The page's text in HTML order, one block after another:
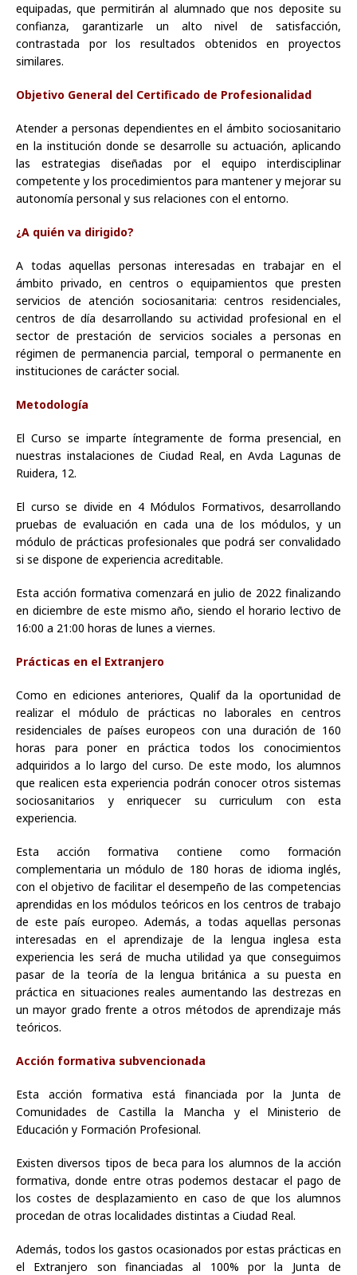
equipadas, que permitirán al alumnado que nos deposite su
confianza, garantizarle un alto nivel de satisfacción,
contrastada por los resultados obtenidos en proyectos
similares.
Objetivo General del Certificado de Profesionalidad
Atender a personas dependientes en el ámbito sociosanitario
en la institución donde se desarrolle su actuación, aplicando
las estrategias diseñadas por el equipo interdisciplinar
competente y los procedimientos para mantener y mejorar su
autonomía personal y sus relaciones con el entorno.
¿A quién va dirigido?
A todas aquellas personas interesadas en trabajar en el
ámbito privado, en centros o equipamientos que presten
servicios de atención sociosanitaria: centros residenciales,
centros de día desarrollando su actividad profesional en el
sector de prestación de servicios sociales a personas en
régimen de permanencia parcial, temporal o permanente en
instituciones de carácter social.
Metodología
El Curso se imparte íntegramente de forma presencial, en
nuestras instalaciones de Ciudad Real, en Avda Lagunas de
Ruidera, 12.
El curso se divide en 4 Módulos Formativos, desarrollando
pruebas de evaluación en cada una de los módulos, y un
módulo de prácticas profesionales que podrá ser convalidado
si se dispone de experiencia acreditable.
Esta acción formativa comenzará en julio de 2022 finalizando
en diciembre de este mismo año, siendo el horario lectivo de
16:00 a 21:00 horas de lunes a viernes.
Prácticas en el Extranjero
Como en ediciones anteriores, Qualif da la oportunidad de
realizar el módulo de prácticas no laborales en centros
residenciales de países europeos con una duración de 160
horas para poner en práctica todos los conocimientos
adquiridos a lo largo del curso. De este modo, los alumnos
que realicen esta experiencia podrán conocer otros sistemas
sociosanitarios y enriquecer su curriculum con esta
experiencia.
Esta acción formativa contiene como formación
complementaria un módulo de 180 horas de idioma inglés,
con el objetivo de facilitar el desempeño de las competencias
aprendidas en los módulos teóricos en los centros de trabajo
de este país europeo. Además, a todas aquellas personas
interesadas en el aprendizaje de la lengua inglesa esta
experiencia les será de mucha utilidad ya que conseguimos
pasar de la teoría de la lengua británica a su puesta en
práctica en situaciones reales aumentando las destrezas en
un mayor grado frente a otros métodos de aprendizaje más
teóricos.
Acción formativa subvencionada
Esta acción formativa está financiada por la Junta de
Comunidades de Castilla la Mancha y el Ministerio de
Educación y Formación Profesional.
Existen diversos tipos de beca para los alumnos de la acción
formativa, donde entre otras podemos destacar el pago de
los costes de desplazamiento en caso de que los alumnos
procedan de otras localidades distintas a Ciudad Real.
Además, todos los gastos ocasionados por estas prácticas en
el Extranjero son financiadas al 100% por la Junta de